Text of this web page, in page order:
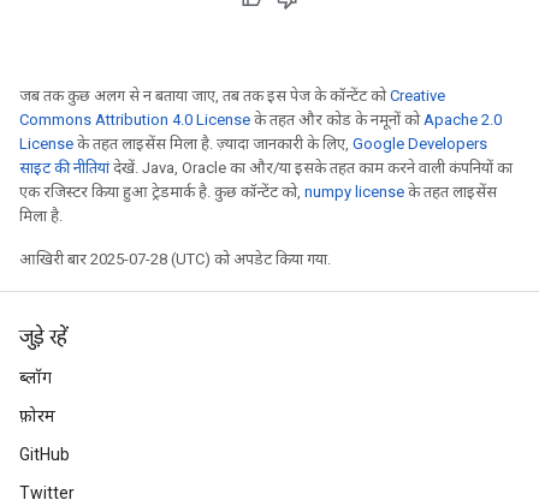
जब तक कुछ अलग से न बताया जाए, तब तक इस पेज के कॉन्टेंट कोCreative
Commons Attribution 4.0 License के तहत और कोड के नमूनों कोApache 2.0
License के तहत लाइसेंस मिला है. ज़्यादा जानकारी के लिए, Google Developers
साइट की नीतियांदेखें. Java, Oracle का और/या इसके तहत काम करने वाली कंपनियों का
एक रजिस्टर किया हुआ ट्रेडमार्क है. कुछ कॉन्टेंट को, numpy license के तहत लाइसेंस
मिला है.
आखिरी बार 2025-07-28 (UTC) को अपडेट किया गया.
जुड़े रहें
ब्लॉग
फ़ोरम
GitHub
Twitter